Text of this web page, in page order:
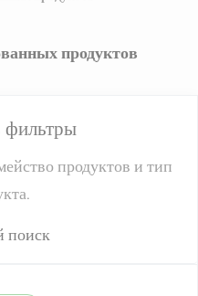
продуктов
фильтры
продуктов и тип
поиск